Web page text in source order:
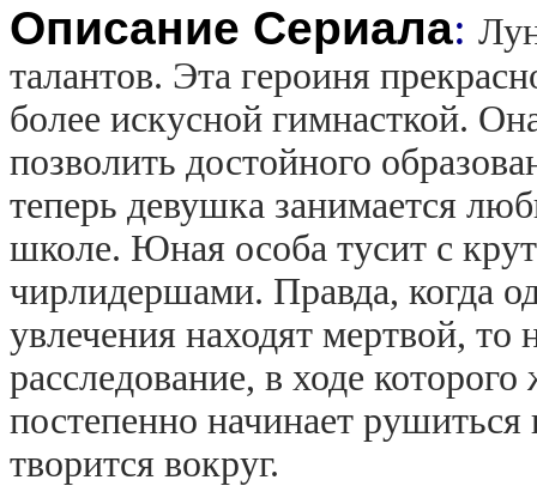
Описание Сериала:
талантов. Эта героиня
более искусной гимнасткой.
позволить достойного
теперь девушка занимается
школе. Юная особа тусит с
чирлидершами. Правда, когда
увлечения находят мертвой, то
расследование, в ходе
постепенно начинает
творится вокруг.